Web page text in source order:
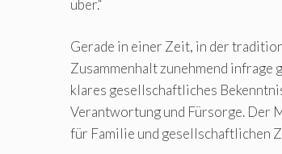
über.“
Gerade in einer Zeit, in der
Zusammenhalt zunehmend
klares gesellschaftliches
Verantwortung und Fürsorge. Der
für Familie und gesellschaftlichen